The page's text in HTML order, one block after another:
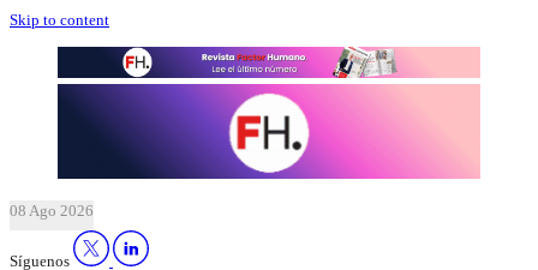
Skip to content
08 Ago 2026
Síguenos